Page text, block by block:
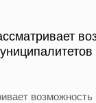
возможность